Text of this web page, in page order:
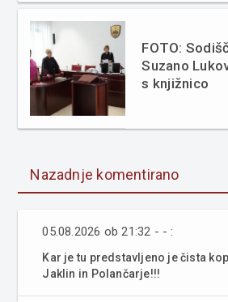
FOTO:
Suzano
s knjižnico
Nazadnje komentirano
05.08.2026 ob 21:32 - - :
Kar je tu predstavljeno je čista
Jaklin in Polančarje!!!